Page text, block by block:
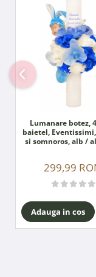
Lumanare botez,
baietel,
si somnoros, alb /
299,99
Adauga in cos